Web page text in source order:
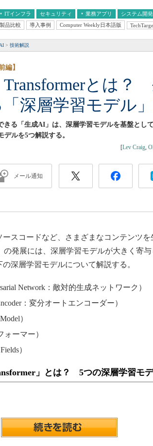
ITインフラ セキュリティ 業務アプリ
ープライズAI
ステム
システム開発
経営とIT 医療IT
製品比較 導入事例 Computer Weekly日本語版
技術解説
Transformerとは？
深層学習モデル
編】
きる「生成AI」は、深層学習モデルを基盤とし
ルを5つ解説する。
[Lev Craig,
メール通知
スコードなど、さまざまなコンテンツを
の発展には、深層学習モデルが大きく寄
深層学習モデルについて解説する。
Network：敵対的生成ネットワーク）
：変分オートエンコーダー）
）
ォーマー）
）
」とは？ 5つの深層学習モ